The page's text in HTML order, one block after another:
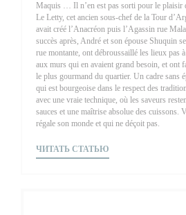
Maquis … Il n’en est pas sorti pour le plaisir
Le Letty, cet ancien sous-chef de la Tour
avait créé l’Anacréon puis l’Agassin rue
succès après, André et son épouse Shuquin
rue montante, ont débroussaillé les lieux pas
aux murs qui en avaient grand besoin, et ont
le plus gourmand du quartier. Un cadre sans
qui est bourgeoise dans le respect des
avec une vraie technique, où les saveurs
sauces et une maîtrise absolue des cuissons.
régale son monde et qui ne déçoit pas.
ЧИТАТЬ СТАТЬЮ